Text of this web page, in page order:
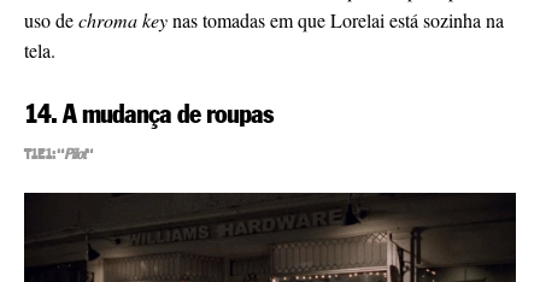
uso dechroma keynas tomadas em que Lorelai está sozinha na
tela.
14. A mudança de roupas
T1E1: “Pilot“